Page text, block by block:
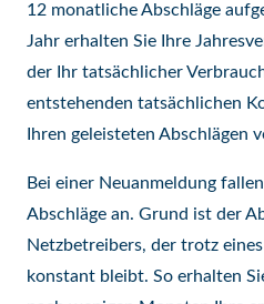
12 monatliche Abschläge
Jahr erhalten Sie Ihre
der Ihr tatsächlicher
entstehenden tatsächlichen
Ihren geleisteten Abschlägen
Bei einer Neuanmeldung
Abschläge an. Grund ist der
Netzbetreibers, der trotz
konstant bleibt. So erhalten